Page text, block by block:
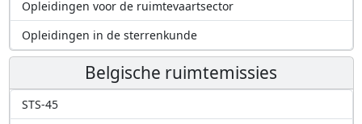
Opleidingen voor de ruimtevaartsector
Opleidingen in de sterrenkunde
Belgische ruimtemissies
STS-45